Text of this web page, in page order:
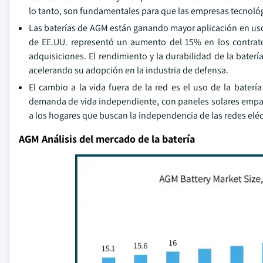
lo tanto, son fundamentales para que las empresas
Las baterías de AGM están ganando mayor aplicación en
de EE.UU. representó un aumento del 15% en los
adquisiciones. El rendimiento y la durabilidad de la
acelerando su adopción en la industria de defensa.
El cambio a la vida fuera de la red es el uso de la
demanda de vida independiente, con paneles solares
a los hogares que buscan la independencia de las redes
AGM Análisis del mercado de la batería